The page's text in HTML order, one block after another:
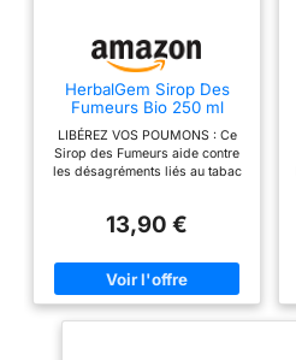
HerbalGem Sirop Des
Fumeurs Bio 250 ml
LIBÉREZ VOS POUMONS : Ce
Sirop des Fumeurs aide contre
les désagréments liés au tabac
soulagement au quotidien. UNE
vous offrir un moment de bien-
être naturel, ce sirop est
composé de racine d’aunée,
13,90 €